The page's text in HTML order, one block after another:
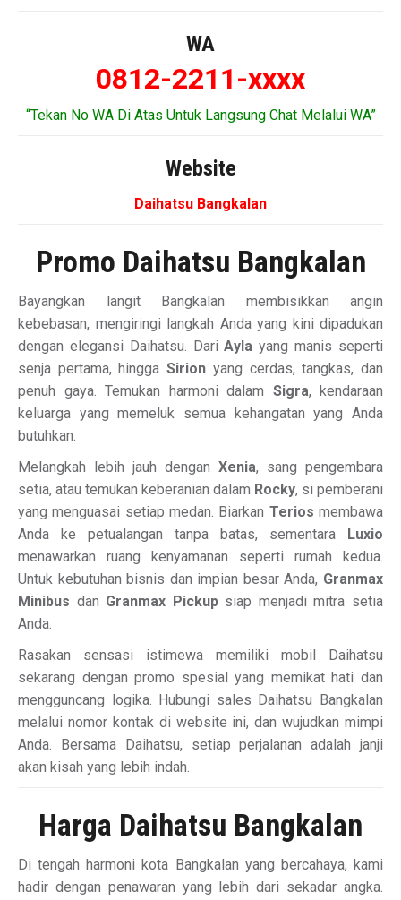
WA
0812-2211-xxxx
“Tekan No WA Di Atas Untuk Langsung Chat Melalui WA”
Website
Daihatsu Bangkalan
Promo Daihatsu Bangkalan
Bayangkan langit Bangkalan membisikkan angin
kebebasan, mengiringi langkah Anda yang kini dipadukan
dengan elegansi Daihatsu. DariAyla yang manis seperti
senja pertama, hinggaSirion yang cerdas, tangkas, dan
penuh gaya. Temukan harmoni dalam Sigra, kendaraan
keluarga yang memeluk semua kehangatan yang Anda
butuhkan.
Melangkah lebih jauh dengan Xenia, sang pengembara
setia, atau temukan keberanian dalam Rocky, si pemberani
yang menguasai setiap medan. Biarkan Terios membawa
Anda ke petualangan tanpa batas, sementara Luxio
menawarkan ruang kenyamanan seperti rumah kedua.
Untuk kebutuhan bisnis dan impian besar Anda, Granmax
Minibus dan Granmax Pickupsiap menjadi mitra setia
Anda.
Rasakan sensasi istimewa memiliki mobil Daihatsu
sekarang dengan promo spesial yang memikat hati dan
mengguncang logika. Hubungi sales Daihatsu Bangkalan
melalui nomor kontak di website ini, dan wujudkan mimpi
Anda. Bersama Daihatsu, setiap perjalanan adalah janji
akan kisah yang lebih indah.
Harga Daihatsu Bangkalan
Di tengah harmoni kota Bangkalan yang bercahaya, kami
hadir dengan penawaran yang lebih dari sekadar angka.